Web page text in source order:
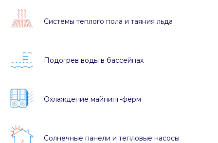
Системы теплого пола и таяния льда
Подогрев воды в бассейнах
Охлаждение майнинг-ферм
Солнечные панели и тепловые насосы